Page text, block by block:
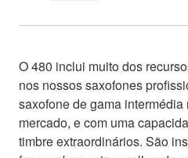
O 480 inclui muito dos
nos nossos saxofones
saxofone de gama
mercado, e com uma
timbre extraordinários. São